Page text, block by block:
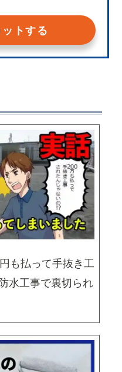
トする
も払って手抜き工
水工事で裏切られ